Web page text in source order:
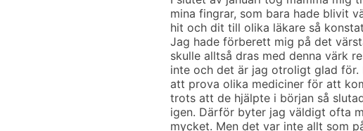
mina fingrar, som bara hade blivit
hit och dit till olika läkare så
Jag hade förberett mig på det
skulle alltså dras med denna värk
inte och det är jag otroligt glad
att prova olika mediciner för att
trots att de hjälpte i början så
igen. Därför byter jag väldigt ofta
mycket. Men det var inte allt som